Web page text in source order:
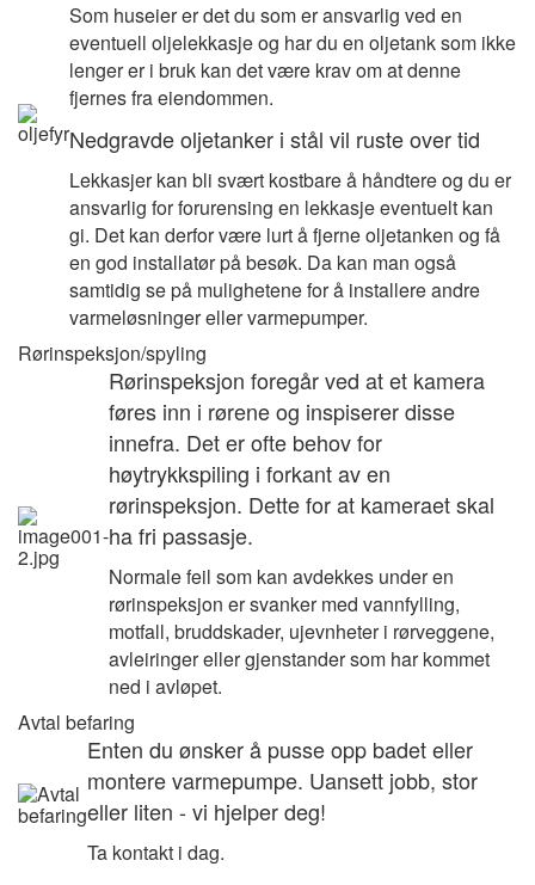
Som huseier er det du som er ansvarlig ved en
eventuell oljelekkasje og har du en oljetank som ikke
lenger er i bruk kan det være krav om at denne
fjernes fra eiendommen.
Nedgravde oljetanker i stål vil ruste over tid
Lekkasjer kan bli svært kostbare å håndtere og du er
ansvarlig for forurensing en lekkasje eventuelt kan
gi. Det kan derfor være lurt å fjerne oljetanken og få
en god installatør på besøk. Da kan man også
samtidig se på mulighetene for å installere andre
varmeløsninger eller varmepumper.
Rørinspeksjon/spyling
Rørinspeksjon foregår ved at et kamera
føres inn i rørene og inspiserer disse
innefra. Det er ofte behov for
høytrykkspiling i forkant av en
rørinspeksjon. Dette for at kameraet skal
ha fri passasje.
Normale feil som kan avdekkes under en
rørinspeksjon er svanker med vannfylling,
motfall, bruddskader, ujevnheter i rørveggene,
avleiringer eller gjenstander som har kommet
ned i avløpet.
Avtal befaring
Enten du ønsker å pusse opp badet eller
montere varmepumpe. Uansett jobb, stor
eller liten - vi hjelper deg!
Ta kontakt i dag.